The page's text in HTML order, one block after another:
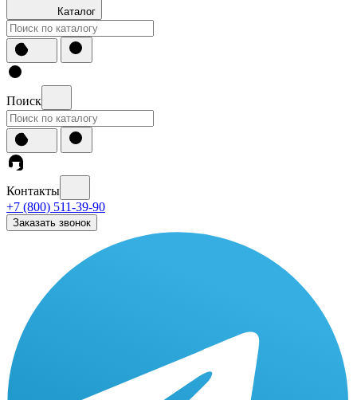
Каталог
Поиск
Контакты
+7 (800) 511-39-90
Заказать звонок